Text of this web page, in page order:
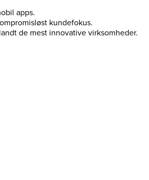
apps.
kundefokus.
de mest innovative virksomheder.